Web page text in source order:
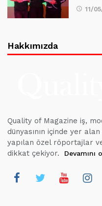
11/
Hakkımızda
Quality of Magazine iş,
dünyasının içinde yer
yapılan özel röportajlar
dikkat çekiyor.
Devamını